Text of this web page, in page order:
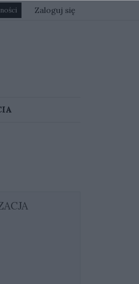
Zaloguj się